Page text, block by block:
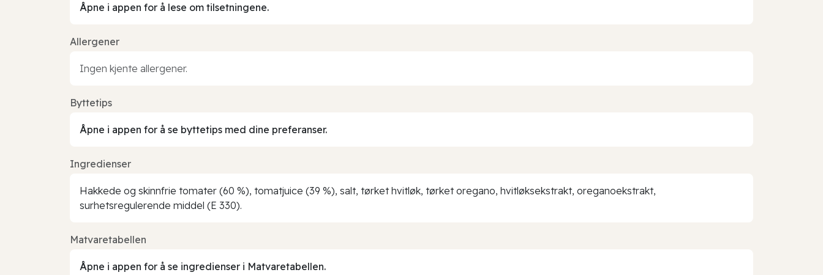
Åpne i appen for å lese om tilsetningene.
Allergener
Ingen kjente allergener.
Byttetips
Åpne i appen for å se byttetips med dine preferanser.
Ingredienser
Hakkede og skinnfrie tomater (60 %), tomatjuice (39 %), salt, tørket hvitløk, tørket oregano, hvitløksekstrakt, oreganoekstrakt,
surhetsregulerende middel (E 330).
Matvaretabellen
Åpne i appen for å se ingredienser i Matvaretabellen.